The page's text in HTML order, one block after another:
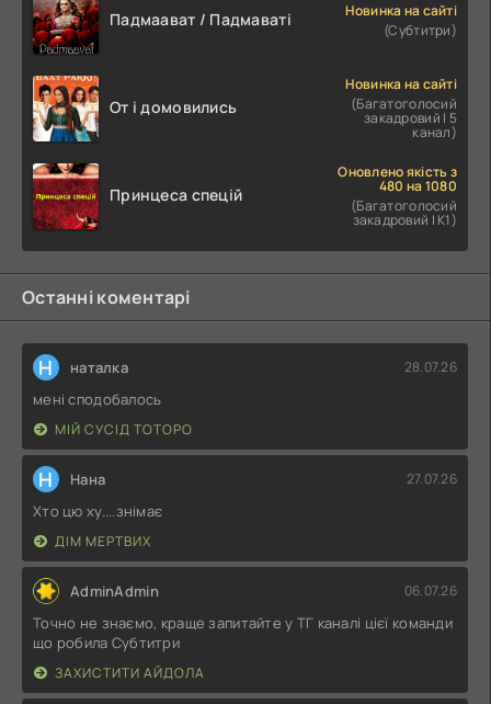
Падмаават / Падмаваті
Новинка на сайті
(Субтитри)
От і домовились
Новинка на сайті
(Багатоголосий
закадровий | 5
канал)
Принцеса спецій
Оновлено якість з
480 на 1080
(Багатоголосий
закадровий | К1)
Останні коментарі
Н наталка 28.07.26
мені сподобалось
МІЙ СУСІД ТОТОРО
Н Нана 27.07.26
Хто цю ху....знімає
ДІМ МЕРТВИХ
AdminAdmin 06.07.26
Точно не знаємо, краще запитайте у ТГ каналі цієї команди
що робила Субтитри
ЗАХИСТИТИ АЙДОЛА